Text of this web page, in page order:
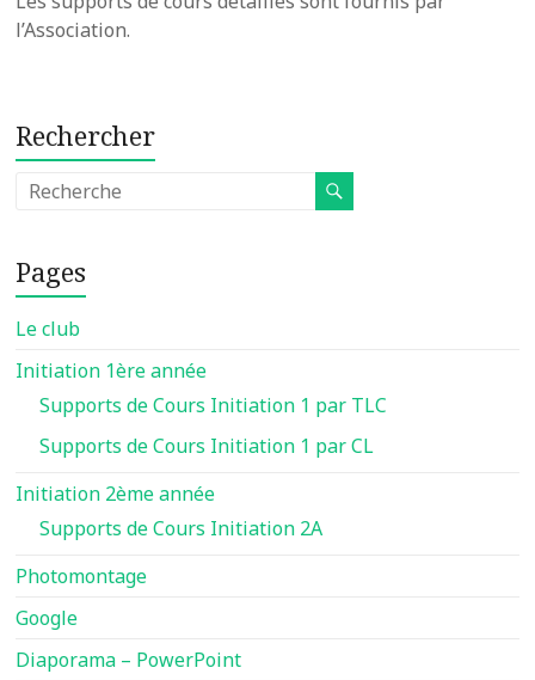
l’Association.
Rechercher
Pages
Le club
Initiation 1ère année
Supports de Cours Initiation 1 par TLC
Supports de Cours Initiation 1 par CL
Initiation 2ème année
Supports de Cours Initiation 2A
Photomontage
Google
Diaporama – PowerPoint